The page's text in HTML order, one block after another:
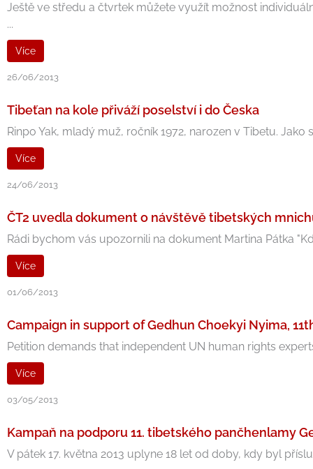
Ještě ve středu a čtvrtek můžete využít možnost
...
Více
26/06/2013
Tibeťan na kole přiváží poselství i do Česka
Rinpo Yak, mladý muž, ročník 1972, narozen v Tibetu.
Více
24/06/2013
ČT2 uvedla dokument o návštěvě tibetských
Rádi bychom vás upozornili na dokument Martina Pátka
Více
01/06/2013
Campaign in support of Gedhun Choekyi Nyima,
Petition demands that independent UN human rights
Více
03/05/2013
Kampaň na podporu 11. tibetského pančhenlamy
V pátek 17. května 2013 uplyne 18 let od doby, kdy byl